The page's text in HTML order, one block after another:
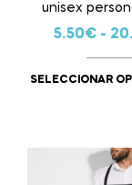
unisex
5.50€-
SELECCIONAR